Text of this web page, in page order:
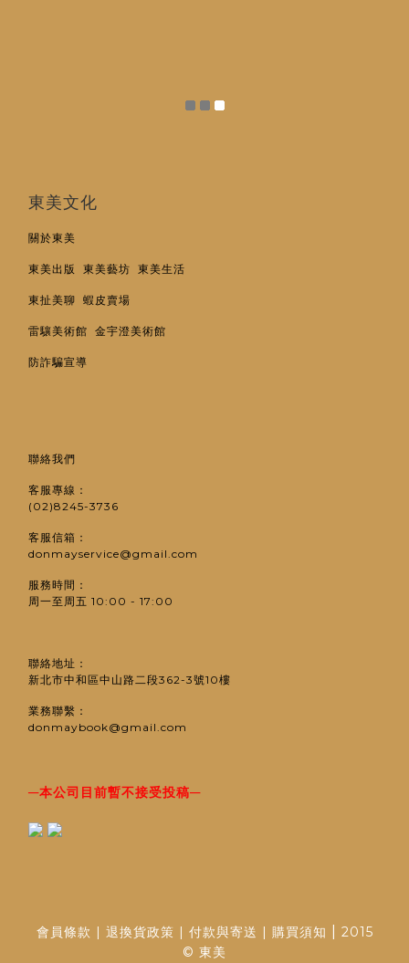
東美文化
關於東美
東美出版 東美藝坊 東美生活
東扯美聊 蝦皮賣場
雷驤美術館 金宇澄美術館
防詐騙宣導
聯絡我們
客服專線：
(02)8245-3736
客服信箱：
donmayservice@gmail.com
服務時間：
周一至周五 10:00 - 17:00
聯絡地址：
新北市中和區中山路二段362-3號10樓
業務聯繫：
donmaybook@gmail.com
─本公司目前暫不接受投稿─
會員條款 | 退換貨政策 | 付款與寄送 | 購買須知
2015
© 東美